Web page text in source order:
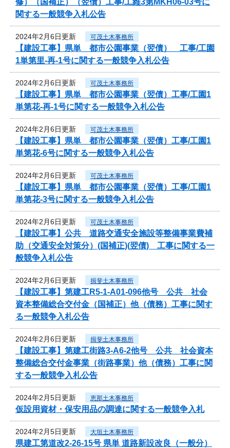
関する一般競争入札公告
2024年2月6日更新 可茂土木事務所
【建設工事】県単 都市公園事業（翌債） 工事/工園
1単第里-再-1号に関する一般競争入札公告
2024年2月6日更新 可茂土木事務所
【建設工事】県単 都市公園事業（翌債）工事/工園1
単第花-再-1号に関する一般競争入札公告
2024年2月6日更新 可茂土木事務所
【建設工事】県単 都市公園事業（翌債）工事/工園1
単第花-6号に関する一般競争入札公告
2024年2月6日更新 可茂土木事務所
【建設工事】県単 都市公園事業（翌債）工事/工園1
単第花-3号に関する一般競争入札公告
2024年2月6日更新 可茂土木事務所
【建設工事】公共 道路交通安全施設等整備事業費補
助（交通安全対策分）(国補正)(翌債) 工事に関する一
般競争入札公告
2024年2月6日更新 揖斐土木事務所
【建設工事】第建工R5-1-A01-096他号 公共 社会
資本整備総合交付金（国補正）他（債務）工事に関す
る一般競争入札公告
2024年2月6日更新 揖斐土木事務所
【建設工事】第建工街路3-A6-2他号 公共 社会資本
整備総合交付金事業（街路事業）他（債務）工事に関
する一般競争入札公告
2024年2月5日更新 恵那土木事務所
仮設用資材・保安用品の調達に関する一般競争入札
2024年2月5日更新 大垣土木事務所
県建工第道改2-26-15号 県単 道路新設改良（一般分）